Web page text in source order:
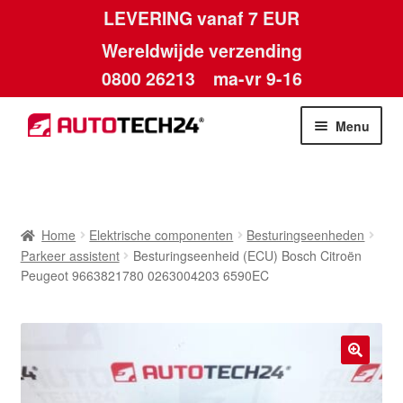
LEVERING vanaf 7 EUR
Wereldwijde verzending
0800 26213 ma-vr 9-16
Skip
to
Skip
to
Menu
Algemene voorwaarden
Betalingen
Contact
Home Elektrische componenten
Besturingseenheden
Parkeer assistent
Besturingseenheid (ECU) Bosch Citroën
Peugeot 9663821780 0263004203 6590EC
🔍